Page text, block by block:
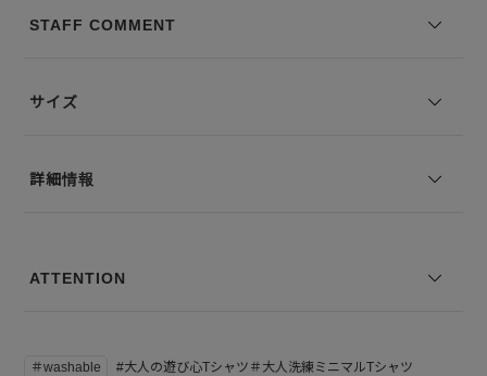
※コーディネートアイテムは別売りとなります。
STAFF COMMENT
サイズ
詳細情報
ATTENTION
＃washable #大人の遊び心Tシャツ＃大人洗練ミニマルTシャツ